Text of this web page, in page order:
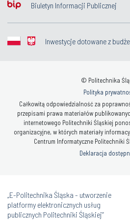
Biuletyn Informacji Publicznej
Inwestycje dotowane z
© Politechnika
Polityka
Całkowitą odpowiedzialność za
przepisami prawa materiałów
internetowego Politechniki Śląskiej
organizacyjne, w których materiały
Centrum Informatyczne Politechniki
Deklaracja
„E-Politechnika Śląska - utworzenie
platformy elektronicznych usług
publicznych Politechniki Śląskiej”